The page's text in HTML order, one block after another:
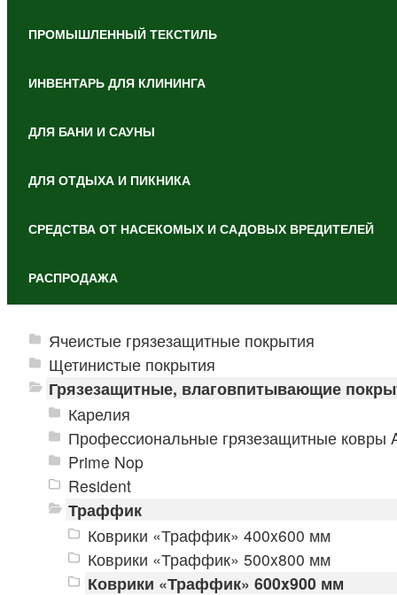
ПРОМЫШЛЕННЫЙ ТЕКСТИЛЬ
ИНВЕНТАРЬ ДЛЯ КЛИНИНГА
ДЛЯ БАНИ И САУНЫ
ДЛЯ ОТДЫХА И ПИКНИКА
СРЕДСТВА ОТ НАСЕКОМЫХ И САДОВЫХ ВРЕДИТЕЛЕЙ
РАСПРОДАЖА
Ячеистые грязезащитные покрытия
Щетинистые покрытия
Грязезащитные, влаговпитывающие
Карелия
Профессиональные грязезащитные ковры
Prime Nop
Resident
Траффик
Коврики «Траффик» 400x600 мм
Коврики «Траффик» 500x800 мм
Коврики «Траффик» 600x900 мм